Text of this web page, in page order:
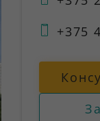
+375